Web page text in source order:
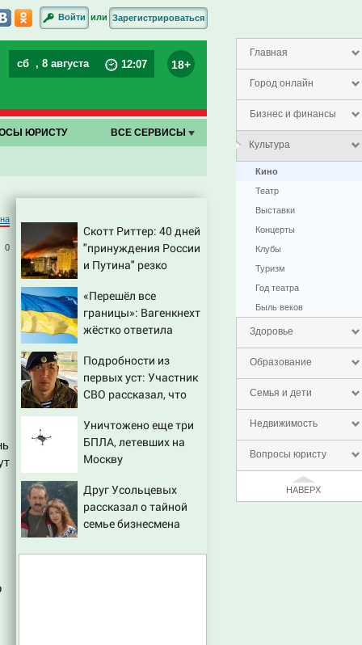
Главная
Город онлайн
Бизнес и финансы
Культура
Кино
Театр
Выставки
Концерты
Клубы
Туризм
Год театра
Быль веков
Здоровье
Образование
Семья и дети
Недвижимость
Вопросы юристу
НАВЕРХ
Войти или Зарегистрироваться
сб , 8 августа 12:07 18+
ЮРИСТУ ВСЕ СЕРВИСЫ
0
Скотт Риттер: 40 дней
"принуждения России
и Путина" резко
режима Зеленского
«Перешёл все
границы»: Вагенкнехт
жёстко ответила
Подробности из
первых уст: Участник
СВО рассказал, что
медведем
Уничтожено еще три
БПЛА, летевших на
Москву
Друг Усольцевых
рассказал о тайной
семье бизнесмена